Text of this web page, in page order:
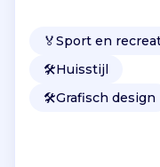
🏅Sport en
🛠️Huisstijl
🛠️Grafisch design